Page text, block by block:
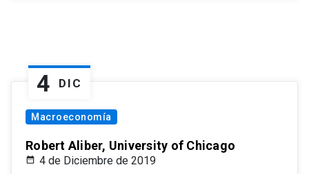
4 DIC
Macroeconomía
Robert Aliber, University of Chicago
4 de Diciembre de 2019